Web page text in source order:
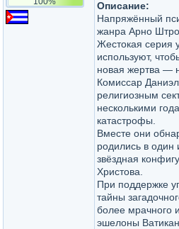
Описание:
Напряжённый
жанра Арно
Жестокая серия
используют,
новая жертва —
Комиссар
религиозным
несколькими
катастрофы.
Вместе они
родились в один
звёздная
Христова.
При поддержке
тайны
более мрачного
эшелоны